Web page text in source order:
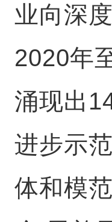
业向深
2020年
涌现出
进步示
体和模